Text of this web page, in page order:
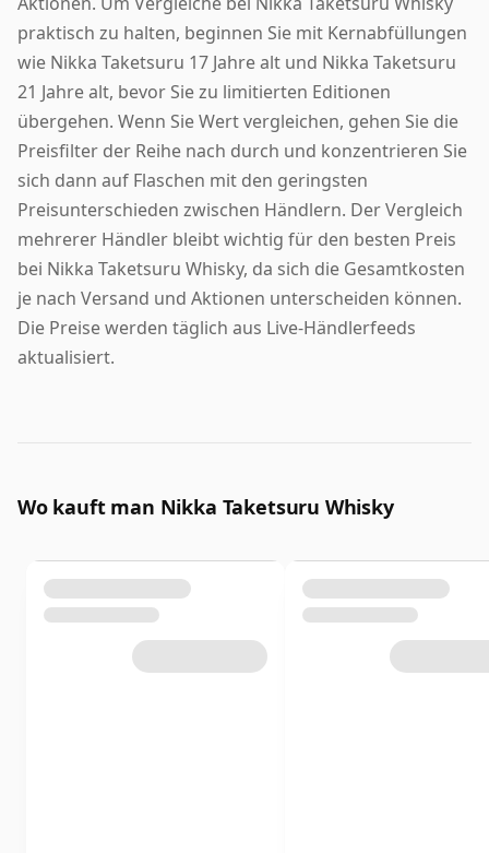
praktisch zu halten, beginnen Sie mit Kernabfüllungen
wie Nikka Taketsuru 17 Jahre alt und Nikka Taketsuru
21 Jahre alt, bevor Sie zu limitierten Editionen
übergehen. Wenn Sie Wert vergleichen, gehen Sie die
Preisfilter der Reihe nach durch und konzentrieren Sie
sich dann auf Flaschen mit den geringsten
Preisunterschieden zwischen Händlern. Der Vergleich
mehrerer Händler bleibt wichtig für den besten Preis
bei Nikka Taketsuru Whisky, da sich die Gesamtkosten
je nach Versand und Aktionen unterscheiden können.
Die Preise werden täglich aus Live-Händlerfeeds
aktualisiert.
Wo kauft man Nikka Taketsuru Whisky